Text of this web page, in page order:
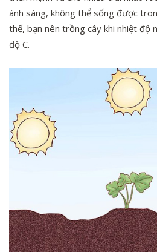
ánh sáng, không thể sống được
thế, bạn nên trồng cây khi nhiệt độ
độ C.